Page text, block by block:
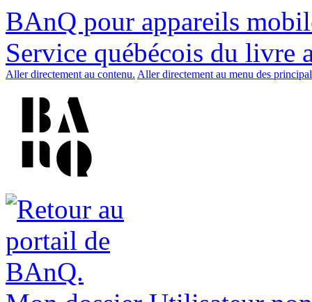
BAnQ pour appareils
Service québécois du livre
Aller directement au contenu. Aller directement au menu des